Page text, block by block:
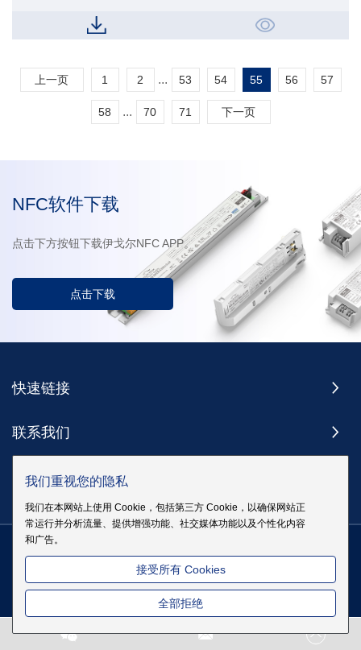
上一页 1 2 ... 53 54 55 56 57
58 ... 70 71 下一页
NFC软件下载
点击下方按钮下载伊戈尔NFC APP。
点击下载
快速链接
联系我们
订阅
版权 @ 伊戈尔电气股份有限公司版权所有| 站点地图 | 隐私政策 粤
我们重视您的隐私
我们在本网站上使用 Cookie，包括第三方 Cookie，以确保网站正
常运行并分析流量、提供增强功能、社交媒体功能以及个性化内容
和广告。
接受所有 Cookies
全部拒绝